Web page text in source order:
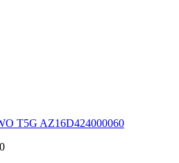
T5G AZ16D424000060